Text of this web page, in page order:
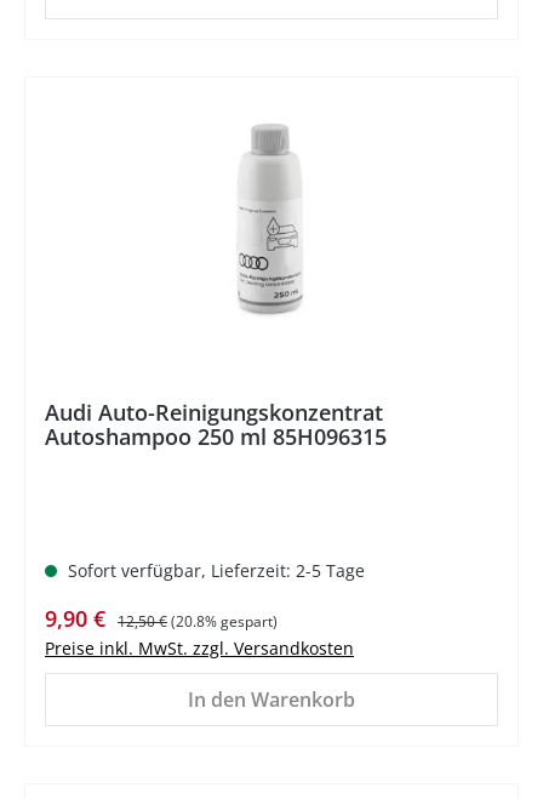
Audi Auto-Reinigungskonzentrat
Autoshampoo 250 ml 85H096315
Sofort verfügbar, Lieferzeit: 2-5 Tage
Verkaufspreis:
9,90 € Regulärer Preis:
12,50 €(20.8% gespart)
Preise inkl. MwSt. zzgl. Versandkosten
In den Warenkorb